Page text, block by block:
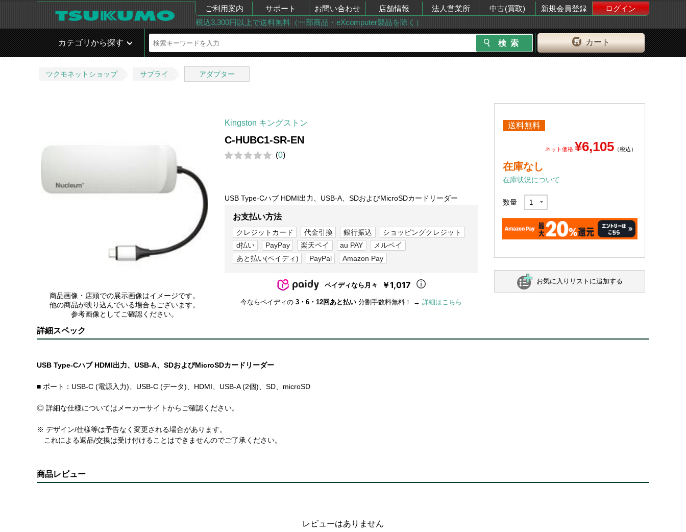
ご利用案内 サポート お問い合わせ 店舗情報 法人営業所 中古(買取) 新規会員登録
ログイン
税込3,300円以上で送料無料（一部商品・eXcomputer製品を除く）
カート
カテゴリから探す
ツクモネットショップ サプライ アダプター
商品画像・店頭での展示画像はイメージです。
他の商品が映り込んでいる場合もございます。
参考画像としてご確認ください。
Kingston キングストン
C-HUBC1-SR-EN
(0)
USB Type-Cハブ HDMI出力、USB-A、SDおよびMicroSDカードリーダー
お支払い方法
クレジットカード 代金引換 銀行振込
ショッピングクレジット
d払い
PayPay 楽天ペイ au PAY
メルペイ
あと払い(ペイディ)
PayPal Amazon Pay
ペイディなら月々 ￥1,017
今ならペイディの 3・6・12回あと払い 分割手数料無料！ → 詳細はこちら
送料無料
ネット価格 ¥6,105 （税込）
在庫なし
在庫状況について
数量
お気に入りリストに追加する
詳細スペック
USB Type-Cハブ HDMI出力、USB-A、SDおよびMicroSDカードリーダー
■ ポート：USB-C (電源入力)、USB-C (データ)、HDMI、USB-A (2個)、SD、microSD
◎ 詳細な仕様についてはメーカーサイトからご確認ください。
※ デザイン/仕様等は予告なく変更される場合があります。
これによる返品/交換は受け付けることはできませんのでご了承ください。
商品レビュー
レビューはありません